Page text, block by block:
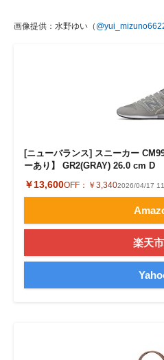
画像提供：水野ゆい（
[ニューバランス] スニーカー
ーあり】 GR2(GRAY) 26.0 cm D
￥13,600OFF： ￥3,3402026/04/17
楽天